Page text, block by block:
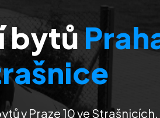
prostor
Dezinsekce
bytů
v Praze 10 ve